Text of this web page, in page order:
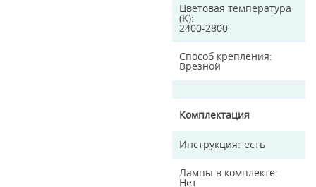
Цветовая температура
(K)
2400-2800
Способ крепления
Врезной
Комплектация
Инструкция есть
Лампы в комплекте
Нет